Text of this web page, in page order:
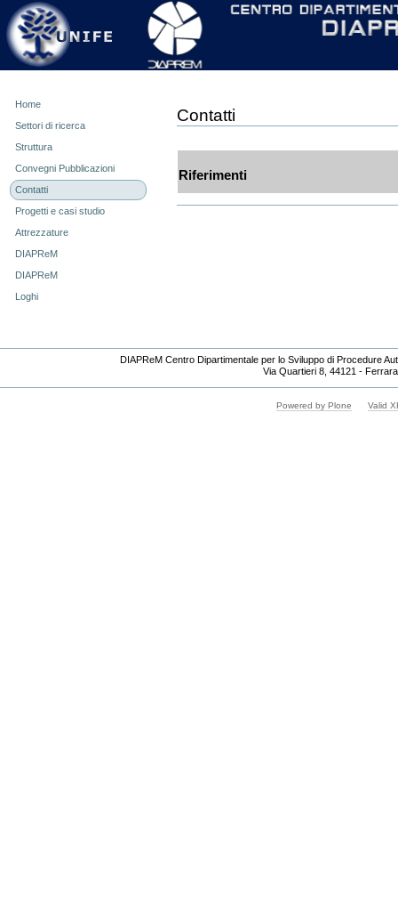
content.
Personal
tools
Home
Settori di ricerca
Struttura
Convegni Pubblicazioni
Contatti
Progetti e casi studio
Attrezzature
DIAPReM
DIAPReM
Loghi
Contatti
Riferimenti
DIAPReM Centro Dipartimentale per lo Sviluppo di Procedure
Via Quartieri 8, 44121 -
Powered by Plone Valid